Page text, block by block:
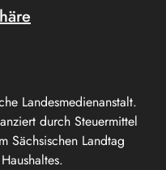
Landesmedienanstalt.
durch Steuermittel
Sächsischen Landtag